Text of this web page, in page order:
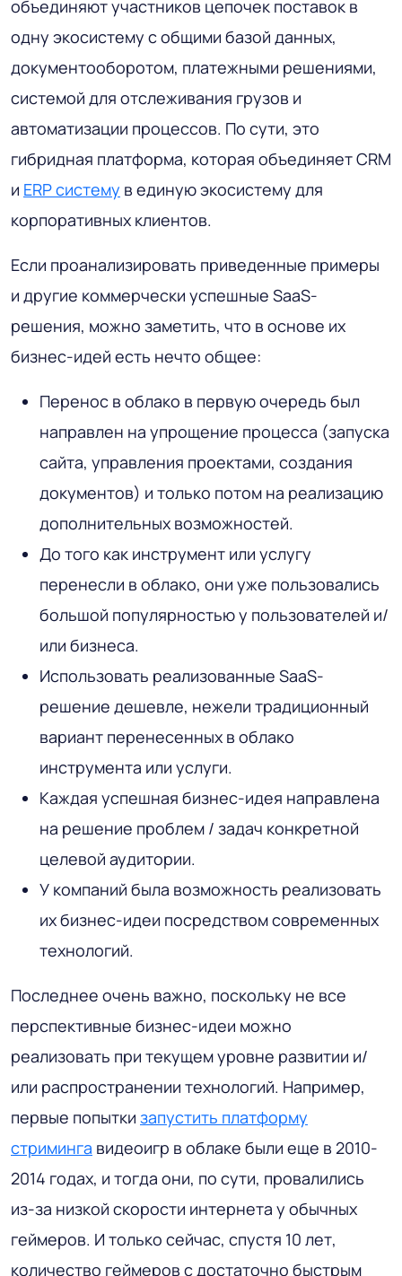
объединяют участников цепочек поставок в
одну экосистему с общими базой данных,
документооборотом, платежными решениями,
системой для отслеживания грузов и
автоматизации процессов. По сути, это
гибридная платформа, которая объединяет CRM
и ERP систему в единую экосистему для
корпоративных клиентов.
Если проанализировать приведенные примеры
и другие коммерчески успешные SaaS-
решения, можно заметить, что в основе их
бизнес-идей есть нечто общее:
Перенос в облако в первую очередь был
направлен на упрощение процесса (запуска
сайта, управления проектами, создания
документов) и только потом на реализацию
дополнительных возможностей.
До того как инструмент или услугу
перенесли в облако, они уже пользовались
большой популярностью у пользователей и/
или бизнеса.
Использовать реализованные SaaS-
решение дешевле, нежели традиционный
вариант перенесенных в облако
инструмента или услуги.
Каждая успешная бизнес-идея направлена
на решение проблем / задач конкретной
целевой аудитории.
У компаний была возможность реализовать
их бизнес-идеи посредством современных
технологий.
Последнее очень важно, поскольку не все
перспективные бизнес-идеи можно
реализовать при текущем уровне развитии и/
или распространении технологий. Например,
первые попытки запустить платформу
стриминга видеоигр в облаке были еще в 2010-
2014 годах, и тогда они, по сути, провалились
из-за низкой скорости интернета у обычных
геймеров. И только сейчас, спустя 10 лет,
количество геймеров с достаточно быстрым